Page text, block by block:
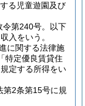
る児童遊園及び
令第240号。以下
入をいう。
に関する法律施
特定優良賃貸住
定する所得をい
2条第15号に規